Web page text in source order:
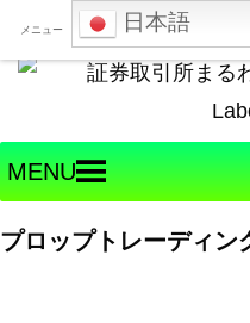
Welcome to
MENU
プロップトレーディン
メニュー 日本語